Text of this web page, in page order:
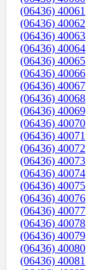
(06436) 40061
(06436) 40062
(06436) 40063
(06436) 40064
(06436) 40065
(06436) 40066
(06436) 40067
(06436) 40068
(06436) 40069
(06436) 40070
(06436) 40071
(06436) 40072
(06436) 40073
(06436) 40074
(06436) 40075
(06436) 40076
(06436) 40077
(06436) 40078
(06436) 40079
(06436) 40080
(06436) 40081